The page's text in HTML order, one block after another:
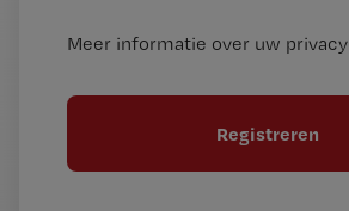
tt
l
Meer informatie over uw privacy